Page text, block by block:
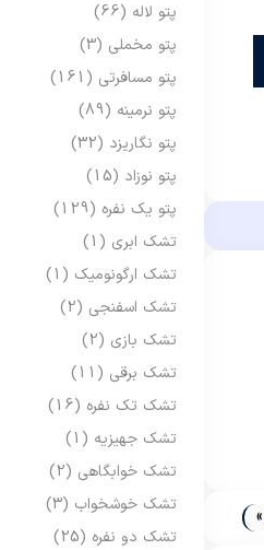
»
پتو لاله (66)
پتو مخملی (3)
پتو مسافرتی (161)
پتو نرمینه (89)
پتو نگاریزد (32)
پتو نوزاد (15)
پتو یک نفره (129)
تشک ابری (1)
تشک ارگونومیک (1)
تشک اسفنجی (2)
تشک بازی (2)
تشک برقی (11)
تشک تک نفره (16)
تشک جهیزیه (1)
تشک خوابگاهی (2)
تشک خوشخواب (3)
تشک دو نفره (25)